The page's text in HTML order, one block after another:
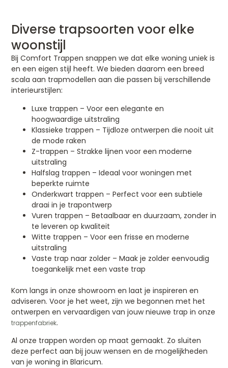
Diverse trapsoorten voor elke
woonstijl
Bij Comfort Trappen snappen we dat elke woning uniek is
en een eigen stijl heeft. We bieden daarom een breed
scala aan trapmodellen aan die passen bij verschillende
interieurstijlen:
Luxe trappen – Voor een elegante en
hoogwaardige uitstraling
Klassieke trappen – Tijdloze ontwerpen die nooit uit
de mode raken
Z-trappen – Strakke lijnen voor een moderne
uitstraling
Halfslag trappen – Ideaal voor woningen met
beperkte ruimte
Onderkwart trappen – Perfect voor een subtiele
draai in je trapontwerp
Vuren trappen – Betaalbaar en duurzaam, zonder in
te leveren op kwaliteit
Witte trappen – Voor een frisse en moderne
uitstraling
Vaste trap naar zolder – Maak je zolder eenvoudig
toegankelijk met een vaste trap
Kom langs in onze showroom en laat je inspireren en
adviseren. Voor je het weet, zijn we begonnen met het
ontwerpen en vervaardigen van jouw nieuwe trap in onze
trappenfabriek.
Al onze trappen worden op maat gemaakt. Zo sluiten
deze perfect aan bij jouw wensen en de mogelijkheden
van je woning in Blaricum.